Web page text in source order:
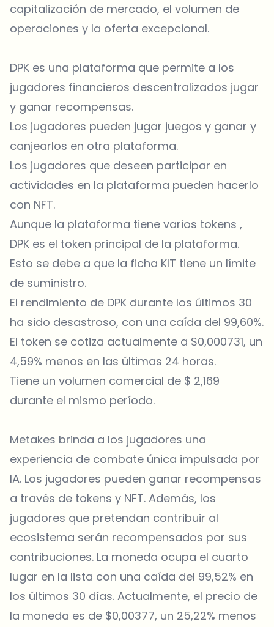
capitalización de mercado, el volumen de
operaciones y la oferta excepcional.
DPK es una plataforma que permite a los
jugadores financieros descentralizados jugar
y ganar recompensas.
Los jugadores pueden jugar juegos y ganar y
canjearlos en otra plataforma.
Los jugadores que deseen participar en
actividades en la plataforma pueden hacerlo
con NFT.
Aunque la plataforma tiene varios tokens ,
DPK es el token principal de la plataforma.
Esto se debe a que la ficha KIT tiene un límite
de suministro.
El rendimiento de DPK durante los últimos 30
ha sido desastroso, con una caída del 99,60%.
El token se cotiza actualmente a $0,000731, un
4,59% menos en las últimas 24 horas.
Tiene un volumen comercial de $ 2,169
durante el mismo período.
Metakes brinda a los jugadores una
experiencia de combate única impulsada por
IA. Los jugadores pueden ganar recompensas
a través de tokens y NFT. Además, los
jugadores que pretendan contribuir al
ecosistema serán recompensados ​​por sus
contribuciones. La moneda ocupa el cuarto
lugar en la lista con una caída del 99,52% en
los últimos 30 días. Actualmente, el precio de
la moneda es de $0,00377, un 25,22% menos